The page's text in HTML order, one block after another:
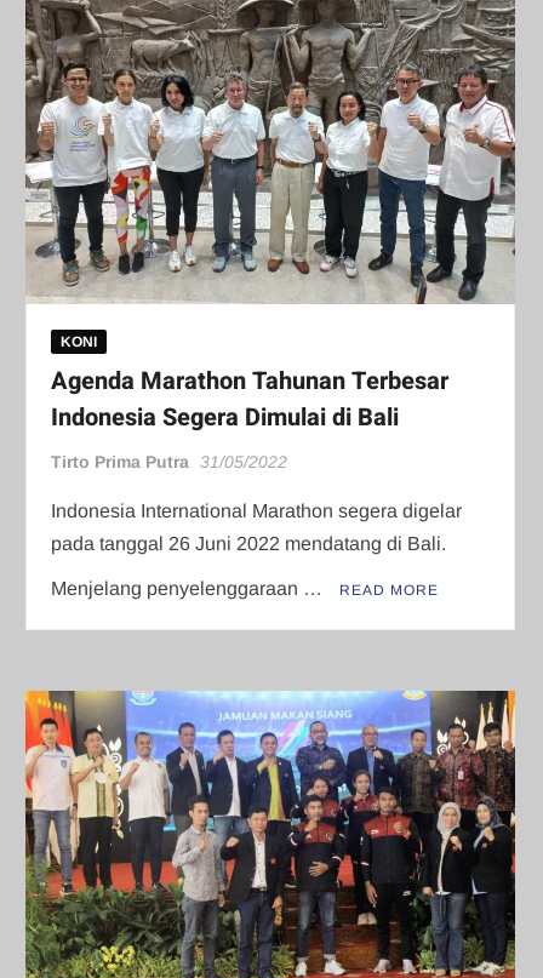
KONI
Agenda Marathon Tahunan Terbesar
Indonesia Segera Dimulai di Bali
Tirto Prima Putra 31/05/2022
Indonesia International Marathon segera digelar
pada tanggal 26 Juni 2022 mendatang di Bali.
Menjelang penyelenggaraan … READ MORE